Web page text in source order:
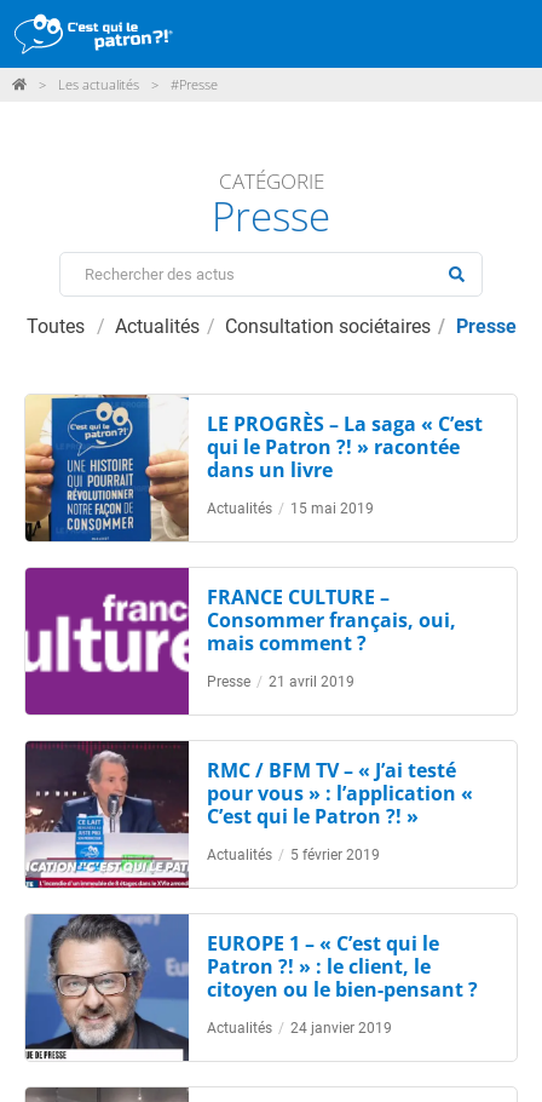
POINTS DE VENTE
PARTICIPER
ACTUALITÉS
> Les actualités > #Presse
CATÉGORIE
Presse
Toutes Actualités Consultation sociétaires Presse
LE PROGRÈS – La saga « C’est
qui le Patron ?! » racontée
dans un livre
Actualités / 15 mai 2019
FRANCE CULTURE –
Consommer français, oui,
mais comment ?
Presse / 21 avril 2019
RMC / BFM TV – « J’ai testé
pour vous » : l’application «
C’est qui le Patron ?! »
Actualités / 5 février 2019
EUROPE 1 – « C’est qui le
Patron ?! » : le client, le
citoyen ou le bien-pensant ?
Actualités / 24 janvier 2019